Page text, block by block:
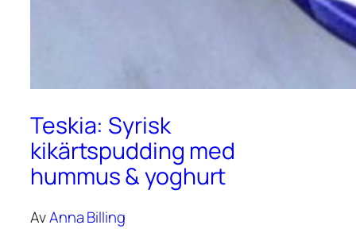
Teskia: Syrisk
kikärtspudding med
hummus & yoghurt
AvAnna Billing